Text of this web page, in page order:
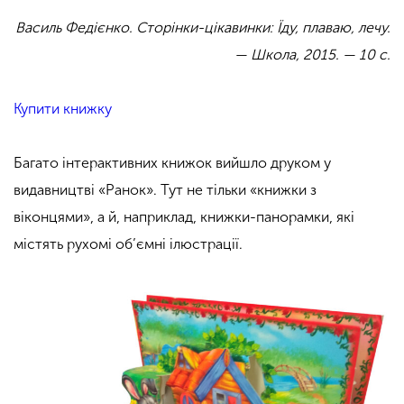
Василь Федієнко. Сторінки-цікавинки: Їду, плаваю, лечу.
— Школа, 2015. — 10 с.
Купити книжку
Багато інтерактивних книжок вийшло друком у
видавництві «Ранок». Тут не тільки «книжки з
віконцями», а й, наприклад, книжки-панорамки, які
містять рухомі об’ємні ілюстрації.